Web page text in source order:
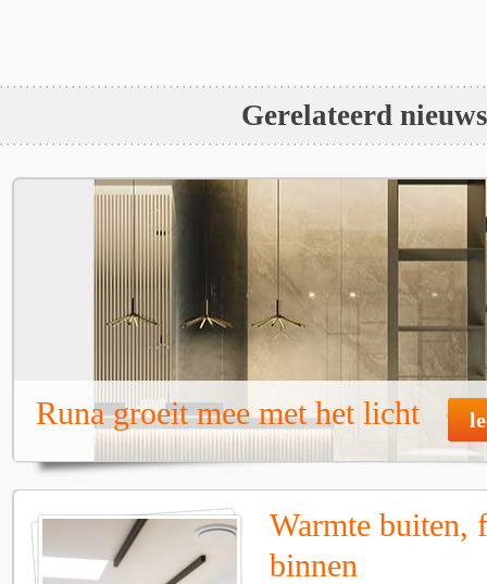
Gerelateerd nieuws
Runa groeit mee met het licht
Warmte buiten,
binnen